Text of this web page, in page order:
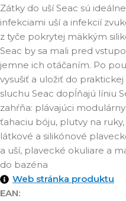
Zátky do uší Seac sú
infekciami uší a infekcií
z tyče pokrytej mäkkým
Seac by sa mali pred
jemne ich otáčaním. Po
vysušiť a uložiť do
sluchu Seac dopĺňajú líniu
zahŕňa: plávajúci
ťahaciu bóju, plutvy na
látkové a silikónové
a uší, plavecké okuliare a
do bazéna
Web stránka produktu
EAN: